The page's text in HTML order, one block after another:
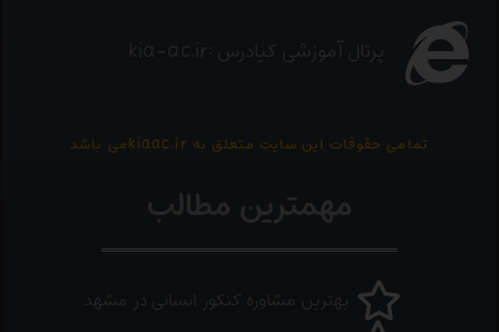
پرتال آموزشی کیادرس :kia-ac.ir
تمامی حقوقات این سایت متعلق به kiaac.irمی باشد
مهمترین مطالب
بهترین مشاوره کنکور انسانی در مشهد